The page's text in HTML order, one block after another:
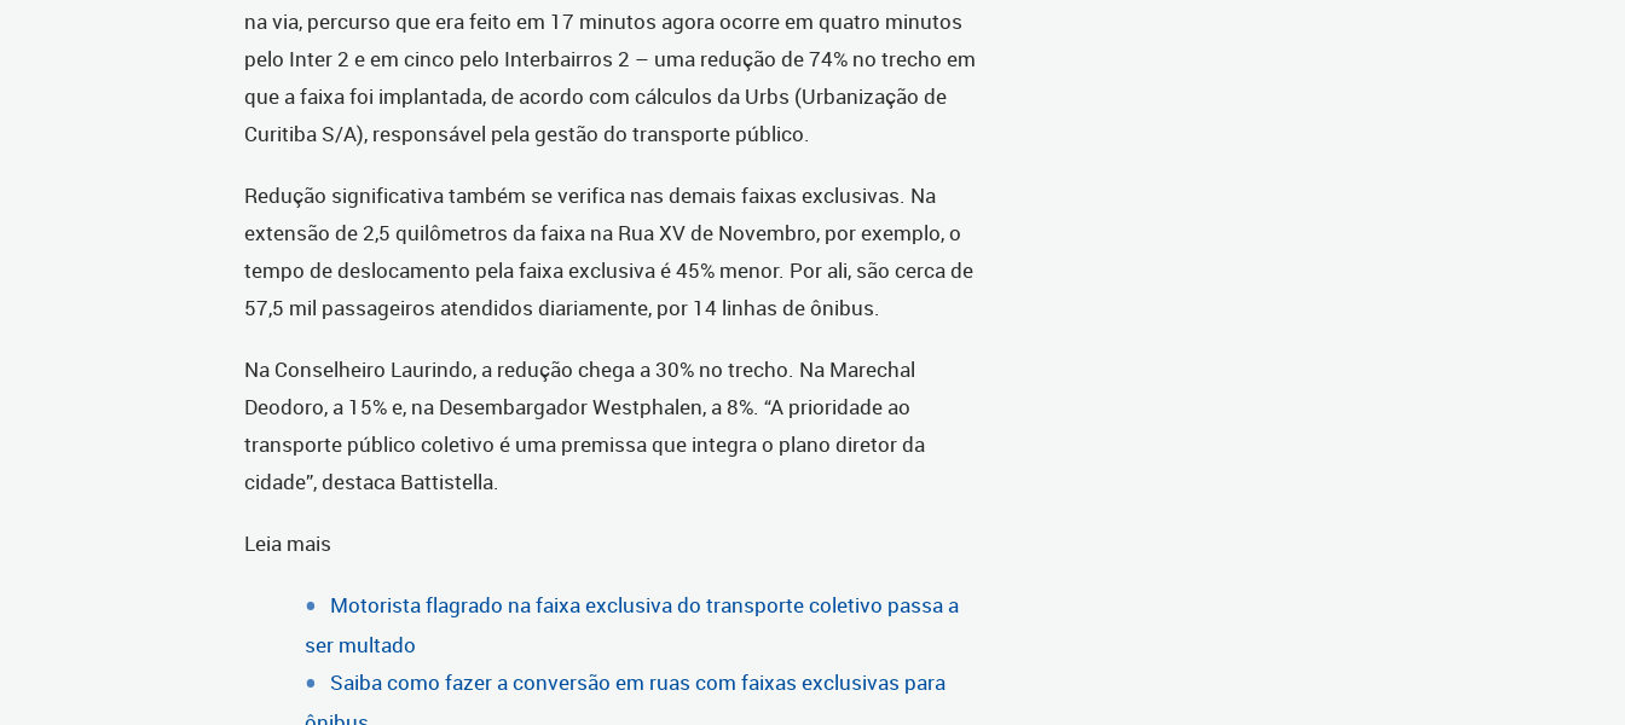
na via, percurso que era feito em 17 minutos agora ocorre em quatro minutos
pelo Inter 2 e em cinco pelo Interbairros 2 – uma redução de 74% no trecho em
que a faixa foi implantada, de acordo com cálculos da Urbs (Urbanização de
Curitiba S/A), responsável pela gestão do transporte público.
Redução significativa também se verifica nas demais faixas exclusivas. Na
extensão de 2,5 quilômetros da faixa na Rua XV de Novembro, por exemplo, o
tempo de deslocamento pela faixa exclusiva é 45% menor. Por ali, são cerca de
57,5 mil passageiros atendidos diariamente, por 14 linhas de ônibus.
Na Conselheiro Laurindo, a redução chega a 30% no trecho. Na Marechal
Deodoro, a 15% e, na Desembargador Westphalen, a 8%. “A prioridade ao
transporte público coletivo é uma premissa que integra o plano diretor da
cidade”, destaca Battistella.
Leia mais
Motorista flagrado na faixa exclusiva do transporte coletivo passa a
ser multado
Saiba como fazer a conversão em ruas com faixas exclusivas para